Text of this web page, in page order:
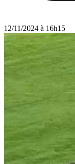
12/11/2024 à 16h15